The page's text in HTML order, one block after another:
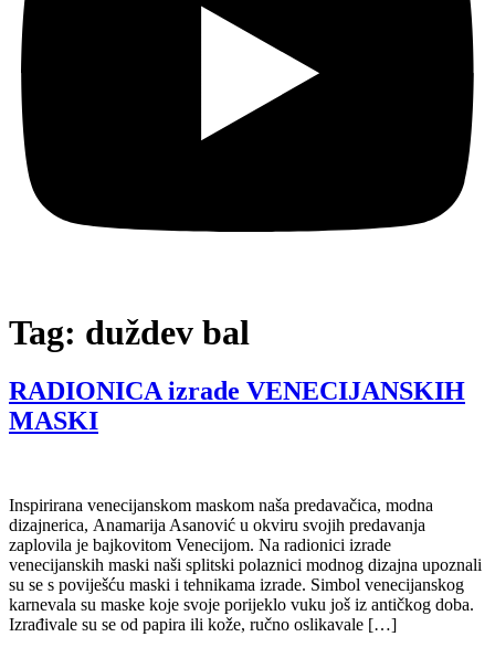
Tag: duždev bal
RADIONICA izrade VENECIJANSKIH
MASKI
Inspirirana venecijanskom maskom naša predavačica, modna
dizajnerica, Anamarija Asanović u okviru svojih predavanja
zaplovila je bajkovitom Venecijom. Na radionici izrade
venecijanskih maski naši splitski polaznici modnog dizajna upoznali
su se s poviješću maski i tehnikama izrade. Simbol venecijanskog
karnevala su maske koje svoje porijeklo vuku još iz antičkog doba.
Izrađivale su se od papira ili kože, ručno oslikavale […]